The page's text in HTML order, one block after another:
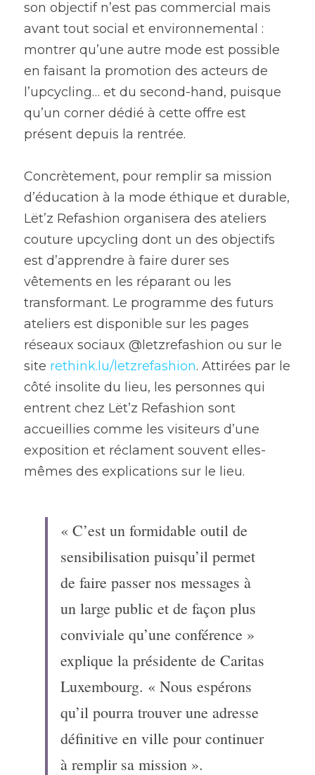
son objectif n’est pas commercial mais
avant tout social et environnemental :
montrer qu’une autre mode est possible
en faisant la promotion des acteurs de
l’upcycling… et du second-hand, puisque
qu’un corner dédié à cette offre est
présent depuis la rentrée.
Concrètement, pour remplir sa mission
d’éducation à la mode éthique et durable,
Lët’z Refashion organisera des ateliers
couture upcycling dont un des objectifs
est d’apprendre à faire durer ses
vêtements en les réparant ou les
transformant. Le programme des futurs
ateliers est disponible sur les pages
réseaux sociaux @letzrefashion ou sur le
site rethink.lu/letzrefashion. Attirées par le
côté insolite du lieu, les personnes qui
entrent chez Lët’z Refashion sont
accueillies comme les visiteurs d’une
exposition et réclament souvent elles-
mêmes des explications sur le lieu.
« C’est un formidable outil de
sensibilisation puisqu’il permet
de faire passer nos messages à
un large public et de façon plus
conviviale qu’une conférence »
explique la présidente de Caritas
Luxembourg. « Nous espérons
qu’il pourra trouver une adresse
définitive en ville pour continuer
à remplir sa mission ».